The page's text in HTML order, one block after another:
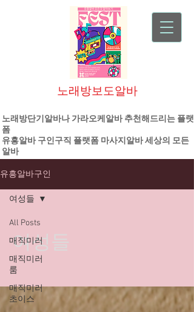
노래방보도알바
노래방단기알바나 가라오케알바 추천해드리는 플랫
폼
유흥알바구인구직 플랫폼 마사지알바세상의 모든
알바
유흥알바구인
All Posts
매직미러
매직미러
룸
매직미러
초이스
여성들
여성들